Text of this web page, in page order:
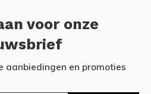
voor onze
aanbiedingen en promoties